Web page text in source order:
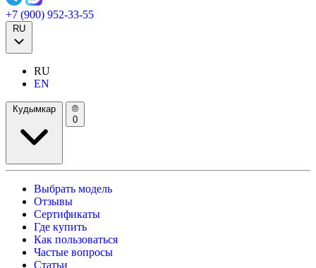
+7 (900) 952-33-55
RU
RU
EN
Кудымкар
0
Выбрать модель
Отзывы
Сертификаты
Где купить
Как пользоваться
Частые вопросы
Статьи